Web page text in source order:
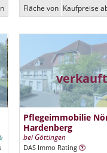
Fläche von Kaufpreise
Pflegeimmobilie
Hardenberg
bei Göttingen
DAS Immo Rating